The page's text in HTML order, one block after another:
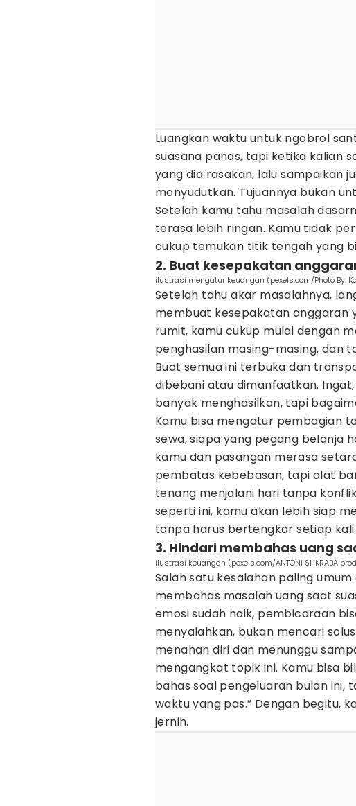
Luangkan waktu untuk ngobrol
suasana panas, tapi ketika kalian
yang dia rasakan, lalu sampaikan
menyudutkan. Tujuannya bukan
Setelah kamu tahu masalah
terasa lebih ringan. Kamu tidak
cukup temukan titik tengah yang
2. Buat kesepakatan
ilustrasi mengatur keuangan (pexels.com/Photo By:
Setelah tahu akar masalahnya,
membuat kesepakatan anggaran
rumit, kamu cukup mulai dengan
penghasilan masing-masing, dan
Buat semua ini terbuka dan
dibebani atau dimanfaatkan.
banyak menghasilkan, tapi
Kamu bisa mengatur pembagian
sewa, siapa yang pegang belanja
kamu dan pasangan merasa
pembatas kebebasan, tapi alat
tenang menjalani hari tanpa
seperti ini, kamu akan lebih siap
tanpa harus bertengkar setiap
3. Hindari membahas uang
ilustrasi keuangan (pexels.com/ANTONI SHKRABA
Salah satu kesalahan paling
membahas masalah uang saat
emosi sudah naik, pembicaraan
menyalahkan, bukan mencari
menahan diri dan menunggu
mengangkat topik ini. Kamu bisa
bahas soal pengeluaran bulan ini,
waktu yang pas.” Dengan begitu,
jernih.